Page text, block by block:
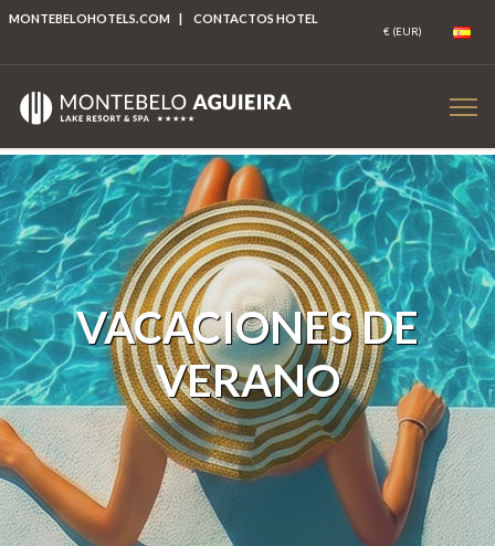
MONTEBELOHOTELS.COM | CONTACTOS HOTEL
VACACIONES DE
VERANO